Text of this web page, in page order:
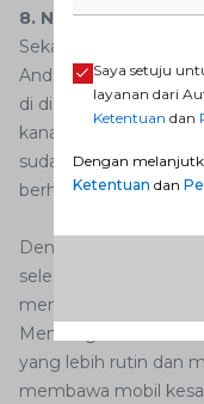
8. Nyalakan Mesin
Sekarang saatnya
Anda. Kalau mesin
di distributor pada
kanan dan kiri sambil
sudah mendengar
berhenti.
Dengan mengikuti
selesai menyetel
mengetahui apa itu
Memang untuk
yang lebih rutin dan
membawa mobil
Saya setuju
layanan dari
Ketentuan dan
Dengan
Ketentuan dan